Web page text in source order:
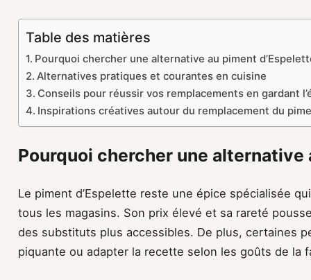
Table des matières
Pourquoi chercher une alternative au piment
Alternatives pratiques et courantes en cuisine
Conseils pour réussir vos remplacements en gardant
Inspirations créatives autour du remplacement du
Pourquoi chercher une alternative
Le piment d’Espelette reste une épice spécialisée
tous les magasins. Son prix élevé et sa rareté
des substituts plus accessibles. De plus, certaines
piquante ou adapter la recette selon les goûts de la